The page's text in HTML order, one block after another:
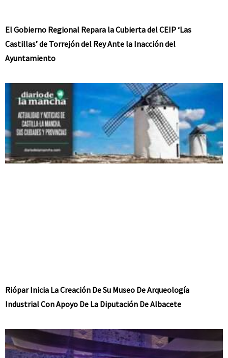
El Gobierno Regional Repara la Cubierta del CEIP ‘Las
Castillas’ de Torrejón del Rey Ante la Inacción del
Ayuntamiento
Riópar Inicia La Creación De Su Museo De Arqueología
Industrial Con Apoyo De La Diputación De Albacete